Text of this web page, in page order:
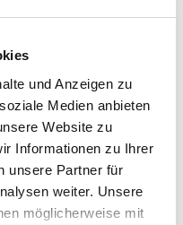
und Anzeigen zu
Medien anbieten
Website zu
Informationen zu Ihrer
unsere Partner für
weiter. Unsere
möglicherweise mit
gedimmt werden. Für